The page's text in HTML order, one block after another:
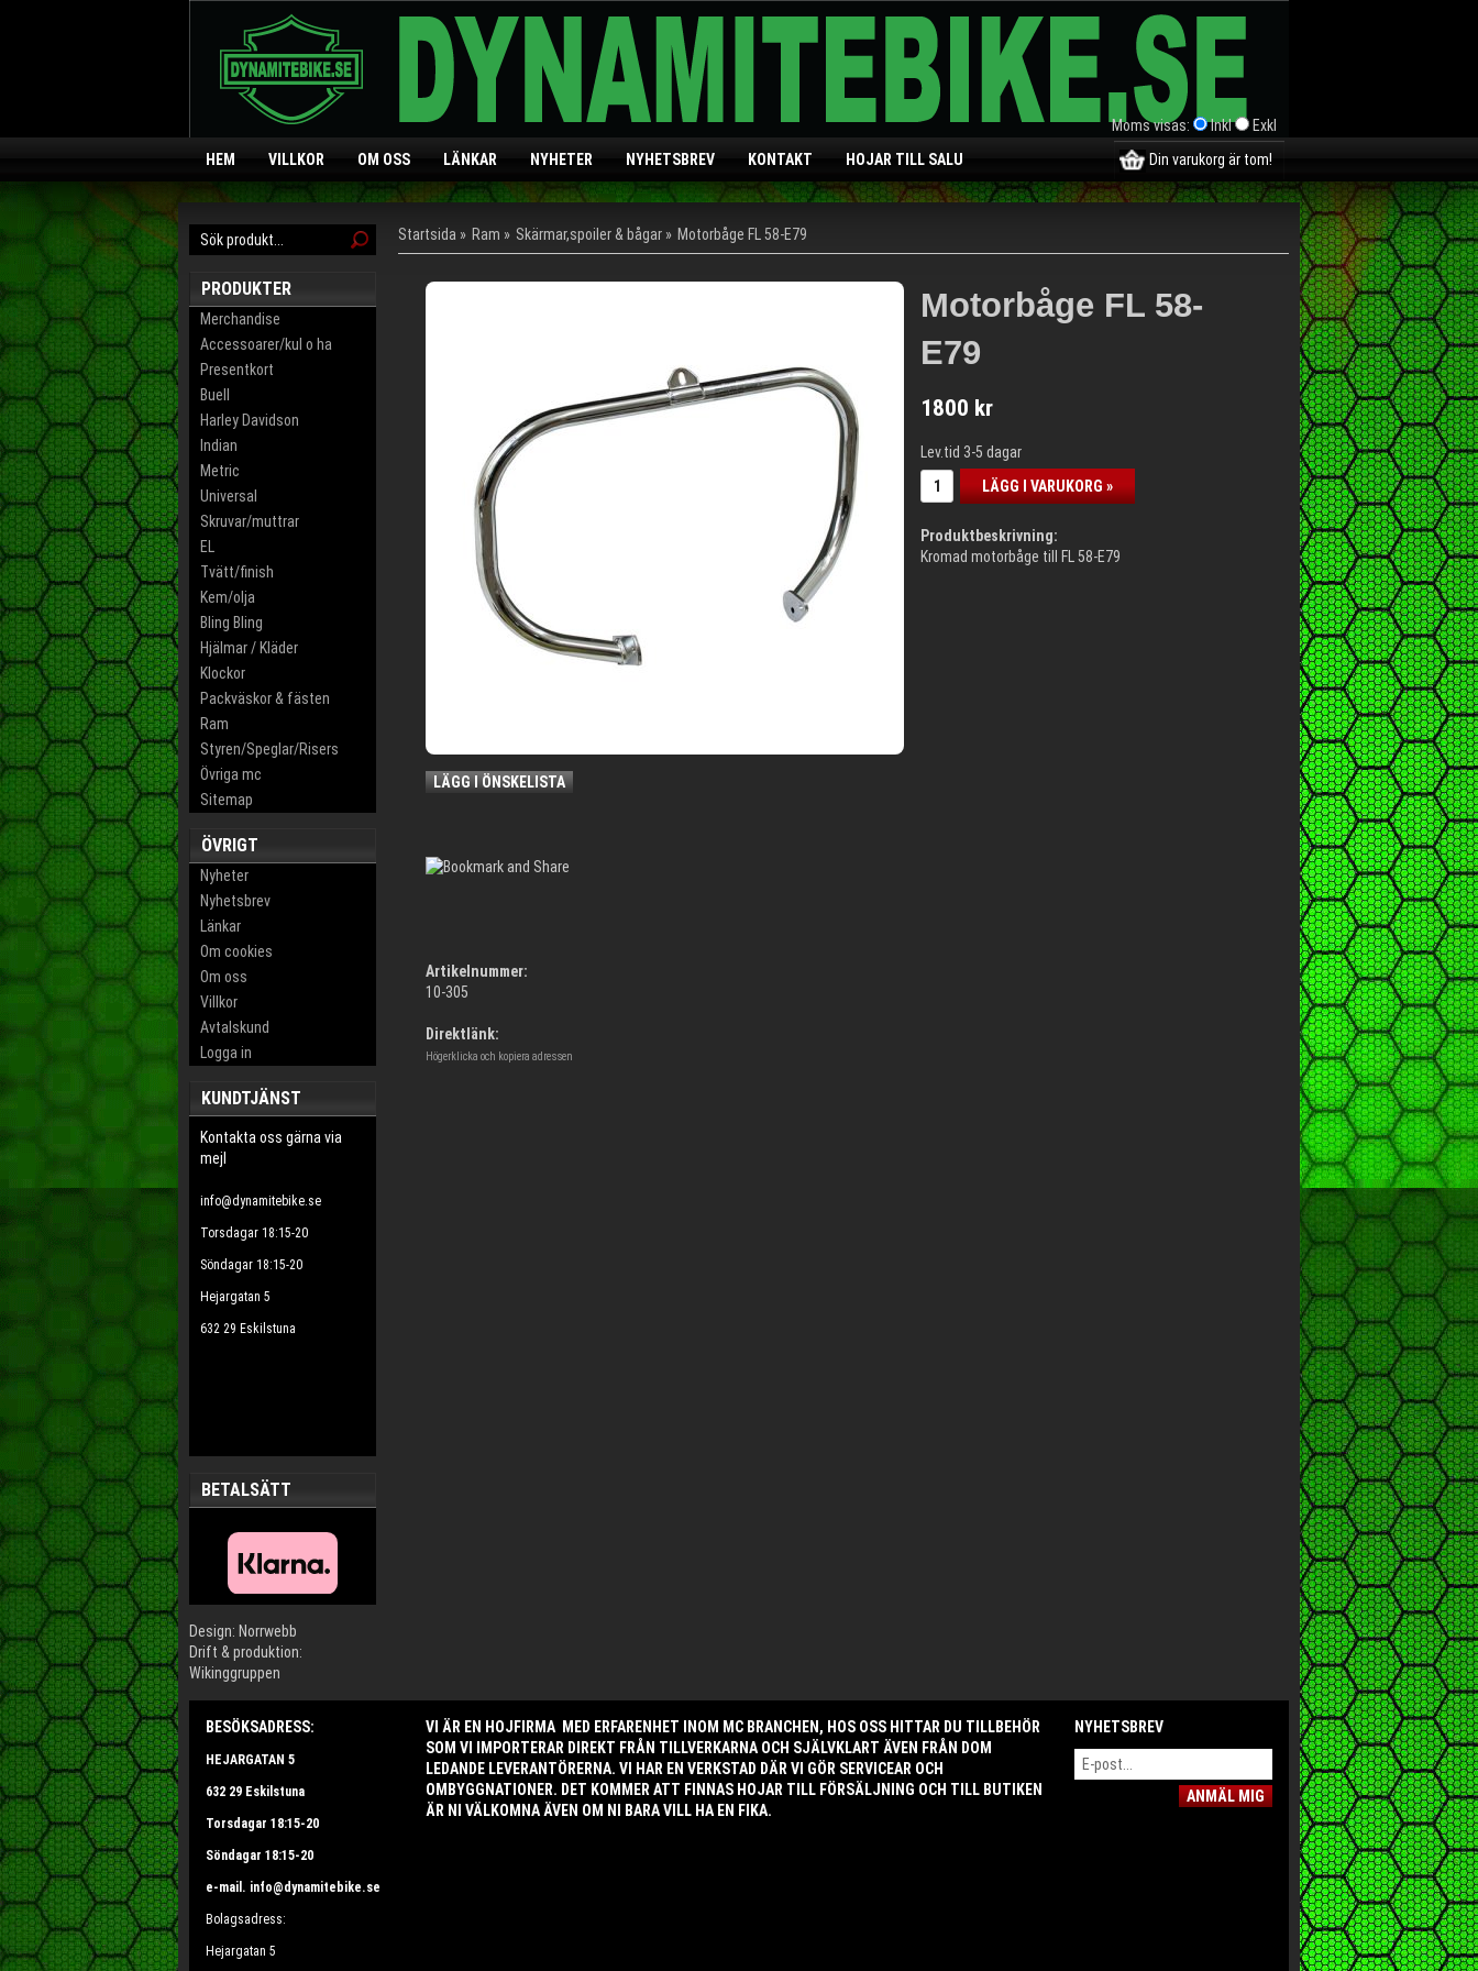
Moms visas: Inkl
Exkl
HEM
VILLKOR OM OSS LÄNKAR NYHETER NYHETSBREV KONTAKT HOJAR TILL SALU Din varukorg är tom!
PRODUKTER
Merchandise
Accessoarer/kul o ha
Presentkort
Buell
Harley Davidson
Indian
Metric
Universal
Skruvar/muttrar
EL
Tvätt/finish
Kem/olja
Bling Bling
Hjälmar / Kläder
Klockor
Packväskor & fästen
Ram
Styren/Speglar/Risers
Övriga mc
Sitemap
ÖVRIGT
Nyheter
Nyhetsbrev
Länkar
Om cookies
Om oss
Villkor
Avtalskund
Logga in
KUNDTJÄNST
Kontakta oss gärna via
mejl
info@dynamitebike.se
Torsdagar 18:15-20
Söndagar 18:15-20
Hejargatan 5
632 29 Eskilstuna
BETALSÄTT
Design: Norrwebb
Drift & produktion:
Wikinggruppen
Startsida » Ram » Skärmar,spoiler & bågar » Motorbåge FL 58-E79
LÄGG I ÖNSKELISTA
Artikelnummer:
10-305
Direktlänk:
Högerklicka och kopiera adressen
Motorbåge FL 58-
E79
1800 kr
Lev.tid 3-5 dagar
LÄGG I VARUKORG »
Produktbeskrivning:
Kromad motorbåge till FL 58-E79
BESÖKSADRESS:
HEJARGATAN 5
632 29 Eskilstuna
Torsdagar 18:15-20
Söndagar 18:15-20
e-mail. info@dynamitebike.se
Bolagsadress:
Hejargatan 5
NYHETSBREV
ANMÄL MIG
VI ÄR EN HOJFIRMA MED ERFARENHET INOM MC BRANCHEN, HOS OSS HITTAR DU TILLBEHÖR
SOM VI IMPORTERAR DIREKT FRÅN TILLVERKARNA OCH SJÄLVKLART ÄVEN FRÅN DOM
LEDANDE LEVERANTÖRERNA. VI HAR EN VERKSTAD DÄR VI GÖR SERVICEAR OCH
OMBYGGNATIONER. DET KOMMER ATT FINNAS HOJAR TILL FÖRSÄLJNING OCH TILL BUTIKEN
ÄR NI VÄLKOMNA ÄVEN OM NI BARA VILL HA EN FIKA.